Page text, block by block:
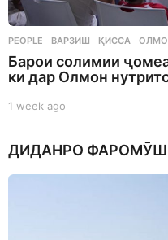
PEOPLE ВАРЗИШ ,ҚИССА ,
Барои солимии
ки дар Олмон
1 week ago
e
ДИДАНРО ФАРОМӮШ